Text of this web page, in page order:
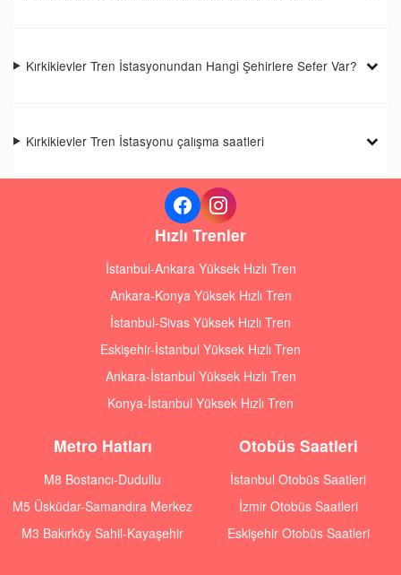
Kırkikievler Tren İstasyonundan Hangi Şehirlere Sefer Var?
Kırkikievler Tren İstasyonu çalışma saatleri
Hızlı Trenler
İstanbul-Ankara Yüksek Hızlı Tren
Ankara-Konya Yüksek Hızlı Tren
İstanbul-Sivas Yüksek Hızlı Tren
Eskişehir-İstanbul Yüksek Hızlı Tren
Ankara-İstanbul Yüksek Hızlı Tren
Konya-İstanbul Yüksek Hızlı Tren
Metro Hatları
M8 Bostancı-Dudullu
M5 Üsküdar-Samandıra Merkez
M3 Bakırköy Sahil-Kayaşehir
Otobüs Saatleri
İstanbul Otobüs Saatleri
İzmir Otobüs Saatleri
Eskişehir Otobüs Saatleri